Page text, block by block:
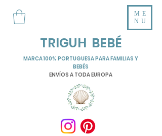
TRIGUH BEBÉ
ME
NU
MARCA 100% PORTUGUESA PARA FAMILIAS Y
BEBÉS
ENVÍOS A TODA EUROPA